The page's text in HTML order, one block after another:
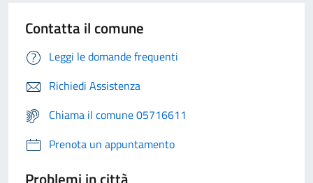
Contatta il comune
Leggi le domande frequenti
Richiedi Assistenza
Chiama il comune 05716611
Prenota un appuntamento
Problemi in città